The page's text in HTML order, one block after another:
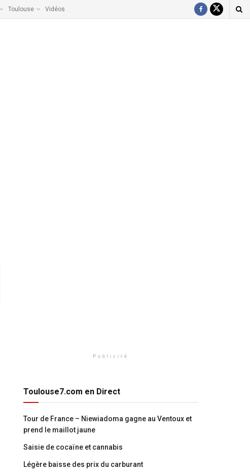
Toulouse Vidéos
Publicité
Toulouse7.com en Direct
Tour de France – Niewiadoma gagne au Ventoux et
prend le maillot jaune
Saisie de cocaïne et cannabis
Légère baisse des prix du carburant